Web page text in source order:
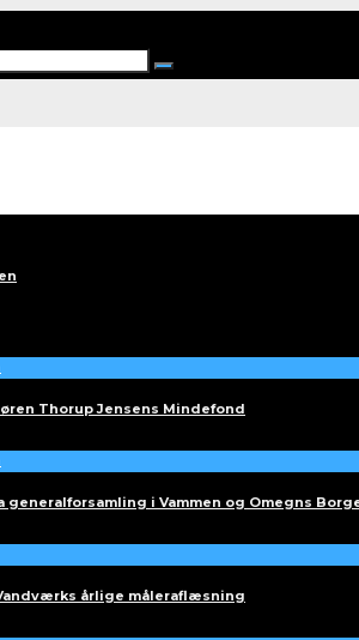
Thorup Jensens Mindefond
generalforsamling i Vammen og Omegns
årlige måleraflæsning